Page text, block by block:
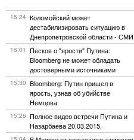
16:24 Коломойский может
дестабилизировать ситуацию в
Днепропетровской области - СМИ
16:01 Песков о "ярости" Путина:
Bloomberg не может обладать
достоверными источниками
15:30 Bloomberg: Путин пришел в
ярость, узнав об убийстве
Немцова
15:26 Полное видео встречи Путина и
Назарбаева 20.03.2015.